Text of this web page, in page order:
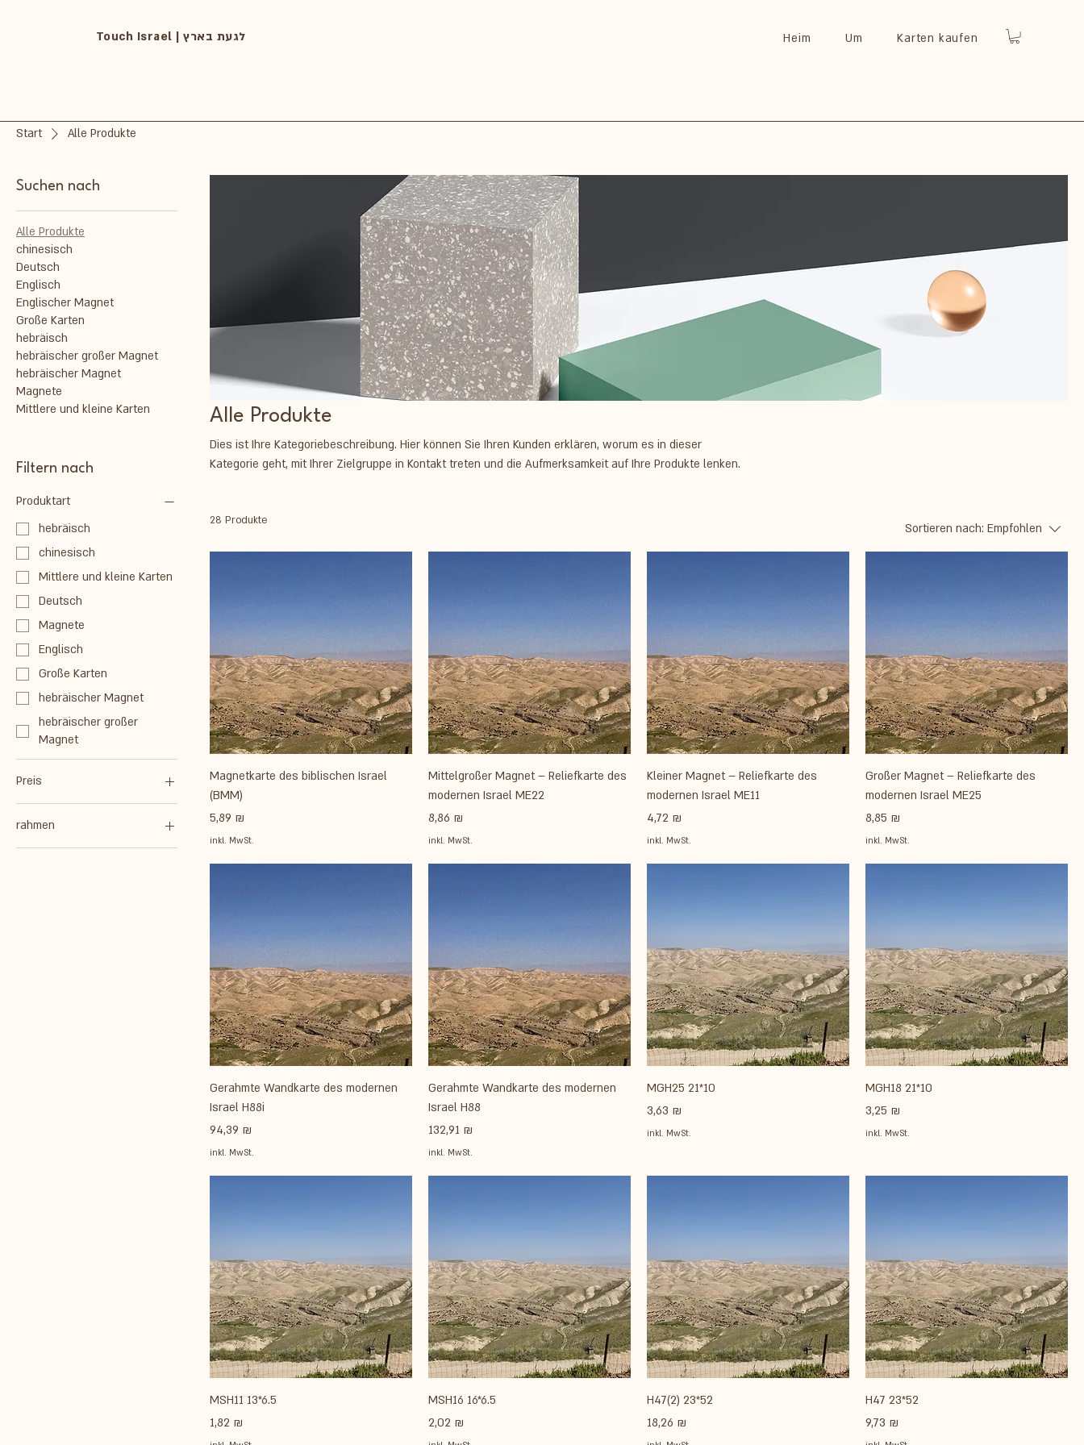
Touch Israel | לגעת בארץ Heim Um Karten kaufen
Start Alle Produkte
Suchen nach
Alle Produkte
chinesisch
Deutsch
Englisch
Englischer Magnet
Große Karten
hebräisch
hebräischer großer Magnet
hebräischer Magnet
Magnete
Mittlere und kleine Karten
Filtern nach
Produktart
hebräisch
chinesisch
Mittlere und kleine Karten
Deutsch
Magnete
Englisch
Große Karten
hebräischer Magnet
hebräischer großer
Magnet
Preis
1 ₪ 236 ₪
rahmen
Alle Produkte
Dies ist Ihre Kategoriebeschreibung. Hier können Sie Ihren Kunden erklären, worum es in dieser
Kategorie geht, mit Ihrer Zielgruppe in Kontakt treten und die Aufmerksamkeit auf Ihre Produkte lenken.
28 Produkte
Sortieren nach: Empfohlen
Magnetkarte des biblischen Israel
(BMM)
Preis
5,89 ₪
inkl. MwSt.
Mittelgroßer Magnet – Reliefkarte des
modernen Israel ME22
Preis
8,86 ₪
inkl. MwSt.
Kleiner Magnet – Reliefkarte des
modernen Israel ME11
Preis
4,72 ₪
inkl. MwSt.
Großer Magnet – Reliefkarte des
modernen Israel ME25
Preis
8,85 ₪
inkl. MwSt.
Gerahmte Wandkarte des modernen
Israel H88i
Preis
94,39 ₪
inkl. MwSt.
Gerahmte Wandkarte des modernen
Israel H88
Preis
132,91 ₪
inkl. MwSt.
MGH25 21*10
Preis
3,63 ₪
inkl. MwSt.
MGH18 21*10
Preis
3,25 ₪
inkl. MwSt.
MSH11 13*6.5
Preis
1,82 ₪
MSH16 16*6.5
Preis
2,02 ₪
H47(2) 23*52
Preis
18,26 ₪
H47 23*52
Preis
9,73 ₪